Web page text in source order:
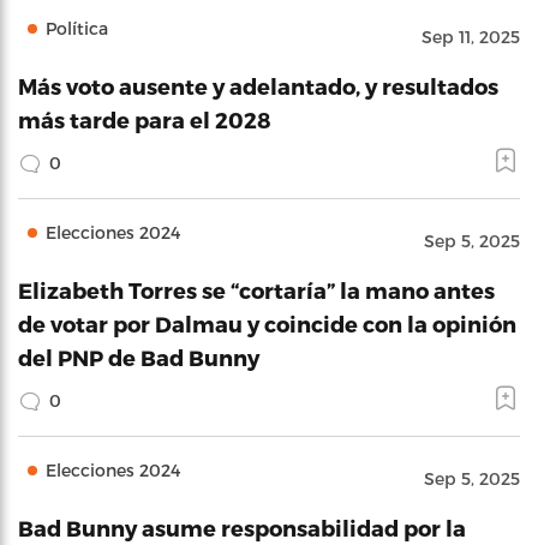
Política Sep 11, 2025
Más voto ausente y adelantado, y resultados
más tarde para el 2028
0
Elecciones 2024 Sep 5, 2025
Elizabeth Torres se “cortaría” la mano antes
de votar por Dalmau y coincide con la opinión
del PNP de Bad Bunny
0
Elecciones 2024 Sep 5, 2025
Bad Bunny asume responsabilidad por la